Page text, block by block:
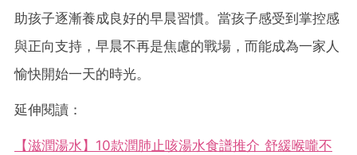
助孩子逐漸養成良好的早晨習慣。當孩子感受到掌控感
與正向支持，早晨不再是焦慮的戰場，而能成為一家人
愉快開始一天的時光。
延伸閱讀：
【滋潤湯水】10款潤肺止咳湯水食譜推介 舒緩喉嚨不